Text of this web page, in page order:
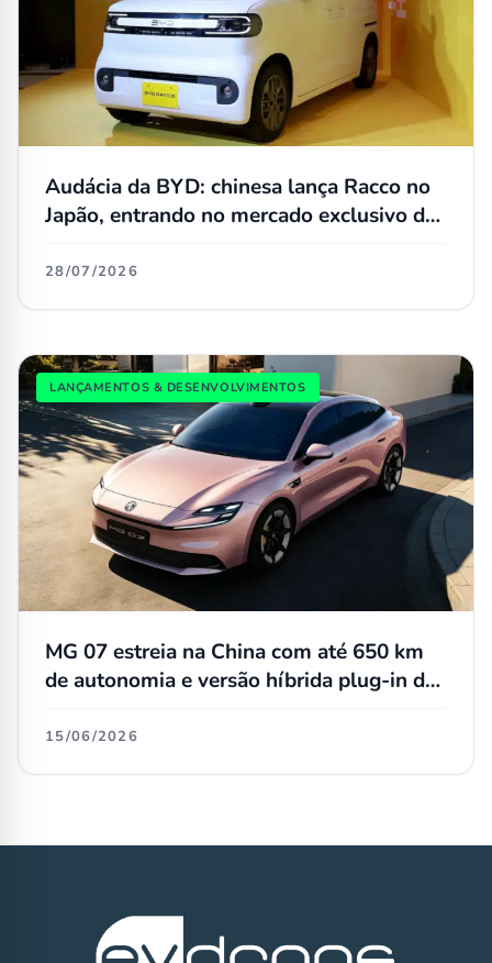
Audácia da BYD: chinesa lança Racco no
Japão, entrando no mercado exclusivo de
28/07/2026
LANÇAMENTOS & DESENVOLVIMENTOS
MG 07 estreia na China com até 650 km
de autonomia e versão híbrida plug-in de
15/06/2026